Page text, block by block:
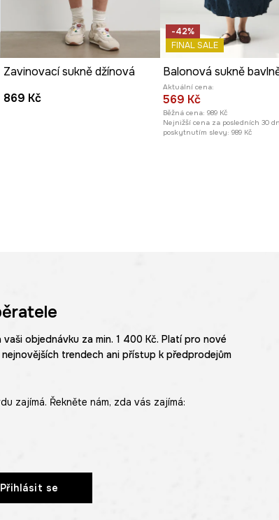
Zavinovací sukně džínová
869 Kč
-42%
FINAL SALE
Balonová sukně
Aktuální cena:
569 Kč
Běžná cena: 989 Kč
Nejnižší cena za posledních 30
poskytnutím slevy: 989 Kč
objednávku za min. 1 400 Kč. Platí pro nové
trendech ani přístup k předprodejům
zajímá. Řekněte nám, zda vás zajímá:
Přihlásit se